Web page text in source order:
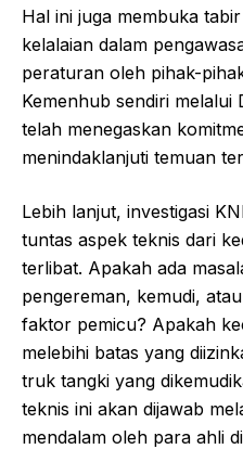
Hal ini juga membuka
kelalaian dalam
peraturan oleh pihak-
Kemenhub sendiri
telah menegaskan
menindaklanjuti temuan
Lebih lanjut, investigasi
tuntas aspek teknis dari
terlibat. Apakah ada
pengereman, kemudi,
faktor pemicu? Apakah
melebihi batas yang
truk tangki yang
teknis ini akan dijawab
mendalam oleh para ahli